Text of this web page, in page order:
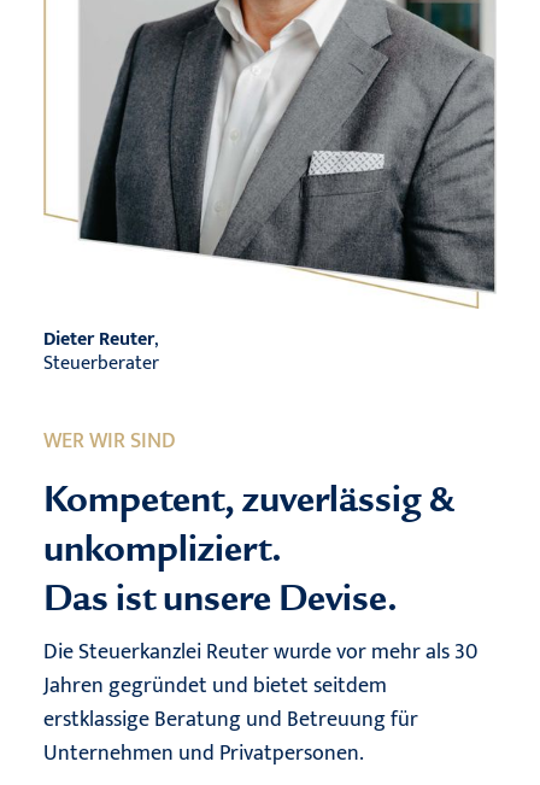
Dieter Reuter,
Steuerberater
WER WIR SIND
Kompetent, zuverlässig &
unkompliziert.
Das ist unsere Devise.
Die Steuerkanzlei Reuter wurde vor mehr als 30
Jahren gegründet und bietet seitdem
erstklassige Beratung und Betreuung für
Unternehmen und Privatpersonen.